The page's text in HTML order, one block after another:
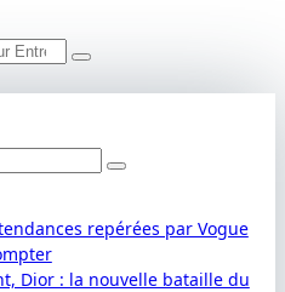
repérées par Vogue
Dior : la nouvelle bataille du